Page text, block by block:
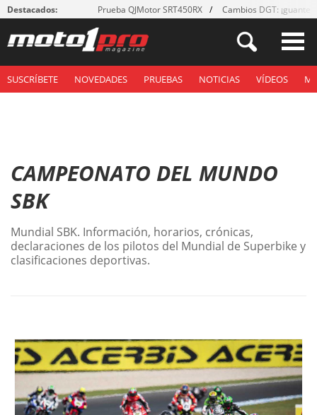
Destacados: Prueba QJMotor SRT450RX Cambios DGT: ¡guantes!
SUSCRÍBETE NOVEDADES PRUEBAS NOTICIAS VÍDEOS
CAMPEONATO DEL MUNDO
SBK
Mundial SBK. Información, horarios, crónicas,
declaraciones de los pilotos del Mundial de Superbike y
clasificaciones deportivas.